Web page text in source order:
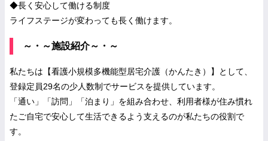
◆長く安心して働ける制度
ライフステージが変わっても長く働けます。
～・～施設紹介～・～
私たちは【看護小規模多機能型居宅介護（かんたき）】として、
登録定員29名の少人数制でサービスを提供しています。
「通い」「訪問」「泊まり」を組み合わせ、利用者様が住み慣れ
たご自宅で安心して生活できるよう支えるのが私たちの役割で
す。